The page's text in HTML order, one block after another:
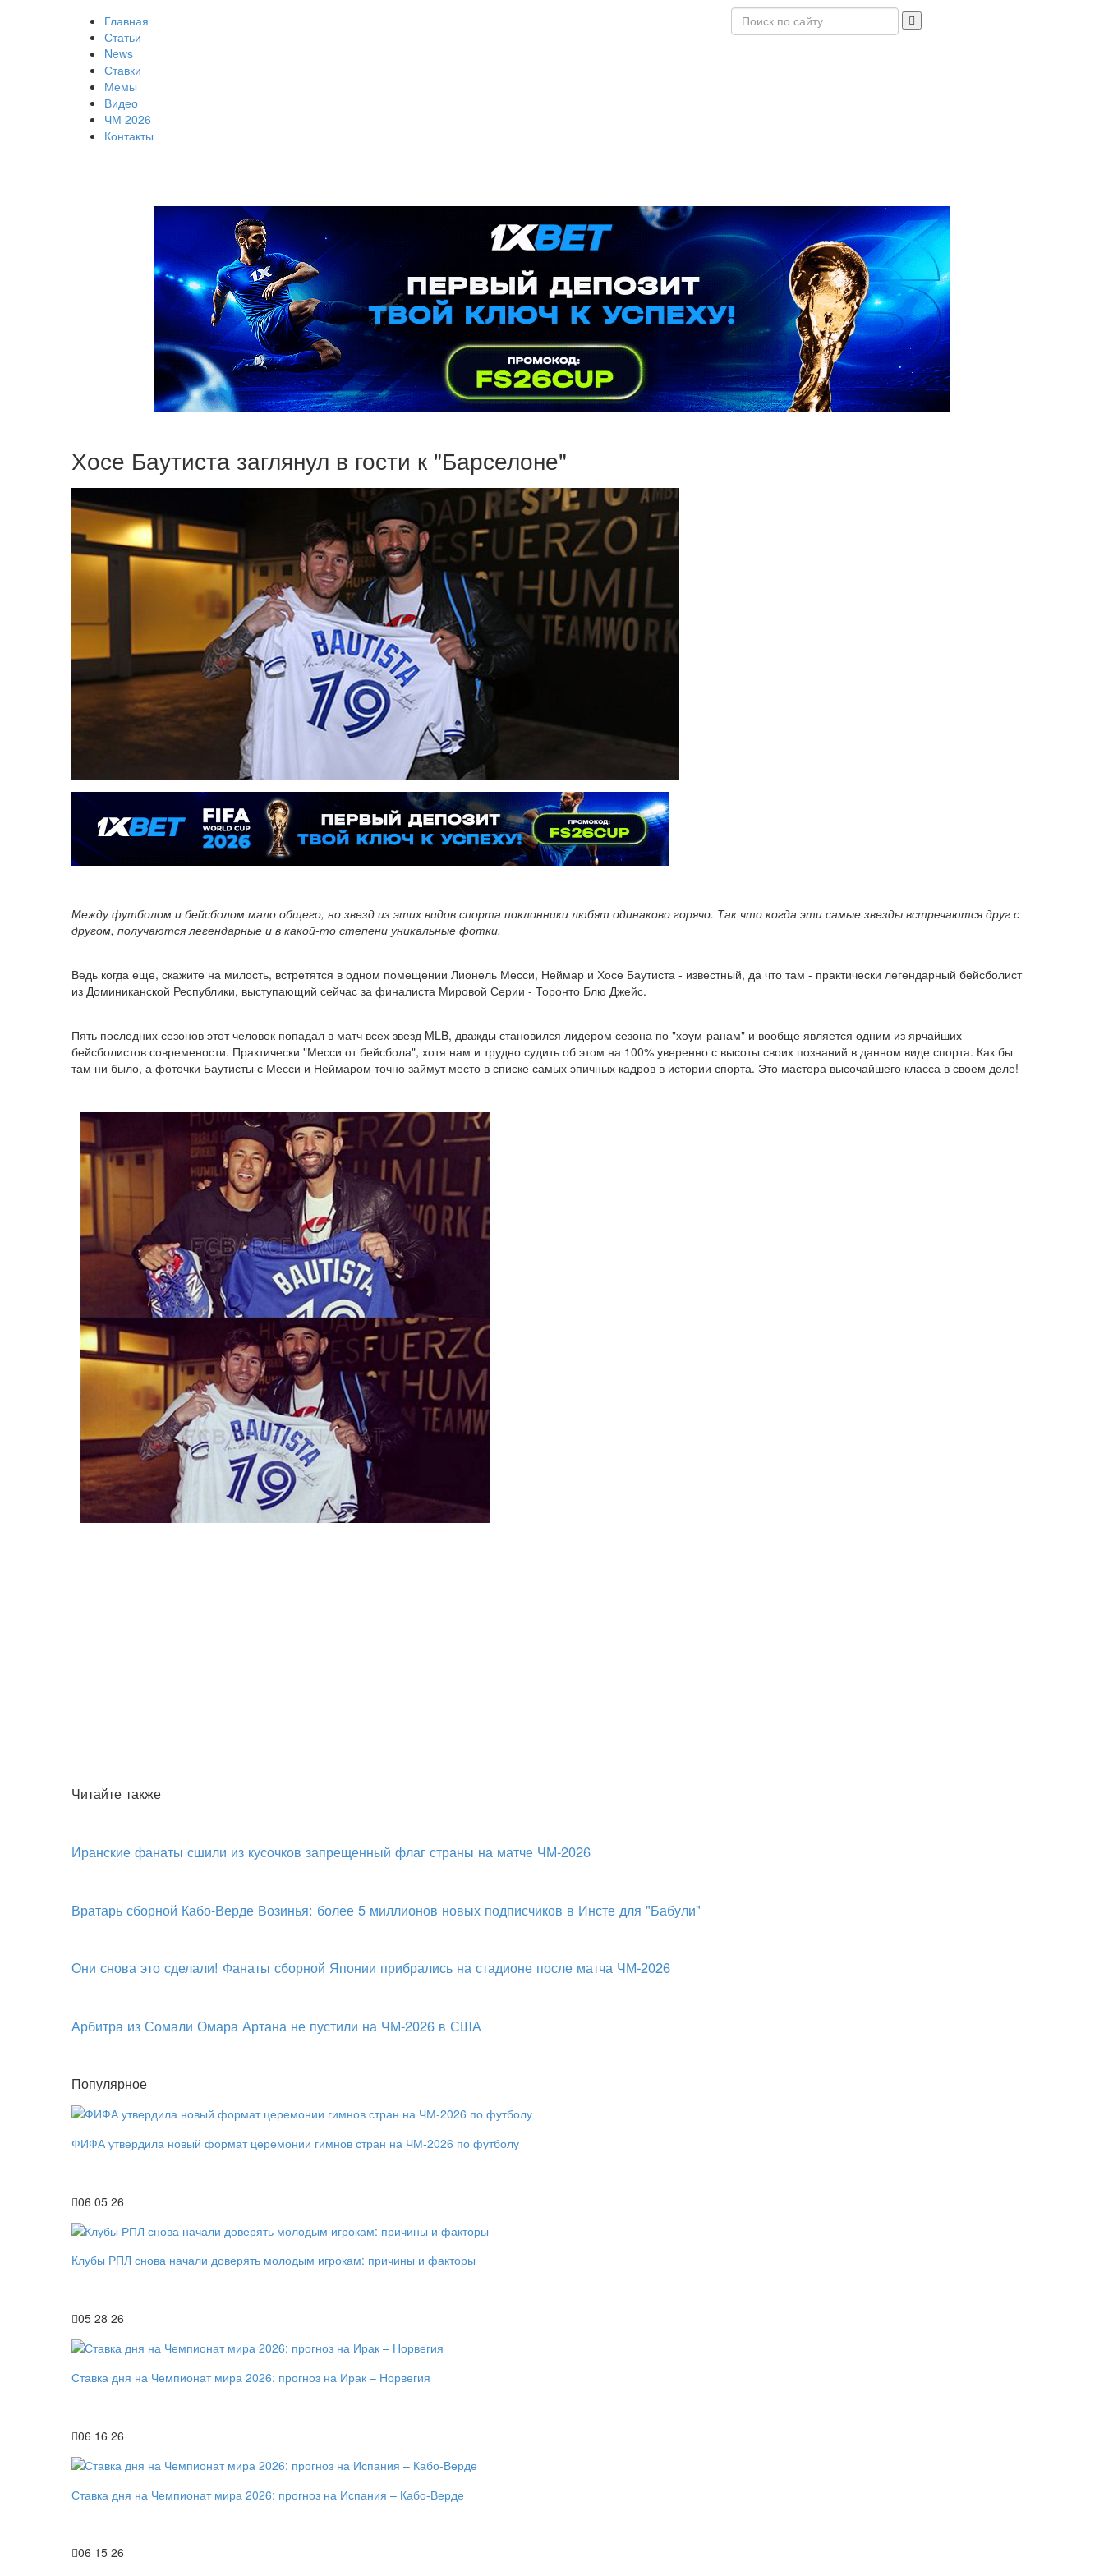
Главная
Статьи
News
Ставки
Мемы
Видео
ЧМ 2026
Контакты
Хосе Баутиста заглянул в гости к "Барселоне"
Между футболом и бейсболом мало общего, но звезд из этих видов спорта поклонники любят одинаково горячо. Так что когда эти самые звезды встречаются друг с
другом, получаются легендарные и в какой-то степени уникальные фотки.
Ведь когда еще, скажите на милость, встретятся в одном помещении Лионель Месси, Неймар и Хосе Баутиста - известный, да что там - практически легендарный бейсболист
из Доминиканской Республики, выступающий сейчас за финалиста Мировой Серии - Торонто Блю Джейс.
Пять последних сезонов этот человек попадал в матч всех звезд MLB, дважды становился лидером сезона по "хоум-ранам" и вообще является одним из ярчайших
бейсболистов современости. Практически "Месси от бейсбола", хотя нам и трудно судить об этом на 100% уверенно с высоты своих познаний в данном виде спорта. Как бы
там ни было, а фоточки Баутисты с Месси и Неймаром точно займут место в списке самых эпичных кадров в истории спорта. Это мастера высочайшего класса в своем деле!
Читайте также
Иранские фанаты сшили из кусочков запрещенный флаг страны на матче ЧМ-2026
Вратарь сборной Кабо-Верде Возинья: более 5 миллионов новых подписчиков в Инсте для "Бабули"
Они снова это сделали! Фанаты сборной Японии прибрались на стадионе после матча ЧМ-2026
Арбитра из Сомали Омара Артана не пустили на ЧМ-2026 в США
Популярное
ФИФА утвердила новый формат церемонии гимнов стран на ЧМ-2026 по футболу
06 05 26
Клубы РПЛ снова начали доверять молодым игрокам: причины и факторы
05 28 26
Ставка дня на Чемпионат мира 2026: прогноз на Ирак – Норвегия
06 16 26
Ставка дня на Чемпионат мира 2026: прогноз на Испания – Кабо-Верде
06 15 26